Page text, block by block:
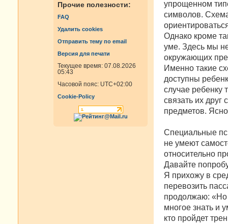
Прочие полезности:
FAQ
Удалить cookies
Отправить тему по email
Версия для печати
Текущее время: 07.08.2026
05:43
Часовой пояс: UTC+02:00
Cookie-Policy
упрощенном
символов.
Однако кроме
уме. Здесь мы
окружающих
Именно такие
доступны
случае ребенку
связать их друг
предметов.
Специальные
не умеют
относительно
Давайте
Я прихожу в
перевозить
продолжаю: «Но
многое знать и
кто пройдет